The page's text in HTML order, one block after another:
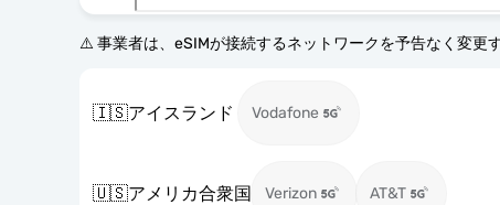
⚠️ 事業者は、eSIMが接続するネットワークを予告なく変更
🇮🇸アイスランド Vodafone
🇺🇸アメリカ合衆国 Verizon AT&T